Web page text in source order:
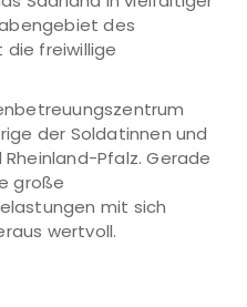
des
freiwillige
der Soldatinnen und
Pfalz. Gerade
große
mit sich
wertvoll.